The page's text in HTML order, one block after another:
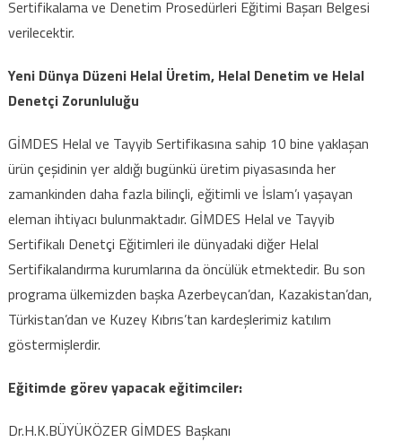
Sertifikalama ve Denetim Prosedürleri Eğitimi Başarı Belgesi
verilecektir.
Yeni Dünya Düzeni Helal Üretim, Helal Denetim ve Helal
Denetçi Zorunluluğu
GİMDES Helal ve Tayyib Sertifikasına sahip 10 bine yaklaşan
ürün çeşidinin yer aldığı bugünkü üretim piyasasında her
zamankinden daha fazla bilinçli, eğitimli ve İslam’ı yaşayan
eleman ihtiyacı bulunmaktadır. GİMDES Helal ve Tayyib
Sertifikalı Denetçi Eğitimleri ile dünyadaki diğer Helal
Sertifikalandırma kurumlarına da öncülük etmektedir. Bu son
programa ülkemizden başka Azerbeycan’dan, Kazakistan’dan,
Türkistan’dan ve Kuzey Kıbrıs’tan kardeşlerimiz katılım
göstermişlerdir.
Eğitimde görev yapacak eğitimciler:
Dr.H.K.BÜYÜKÖZER GİMDES Başkanı